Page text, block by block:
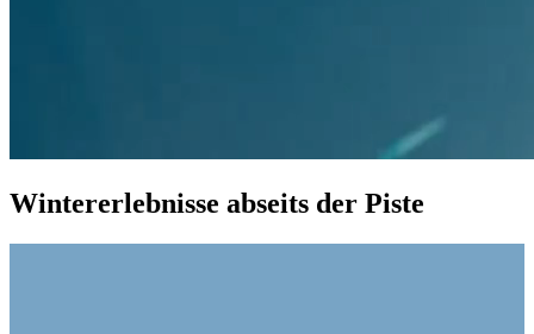
Wintererlebnisse abseits der Piste